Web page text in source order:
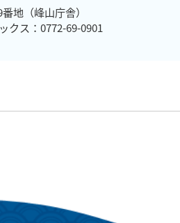
地（峰山庁舎）
クス：0772-69-0901